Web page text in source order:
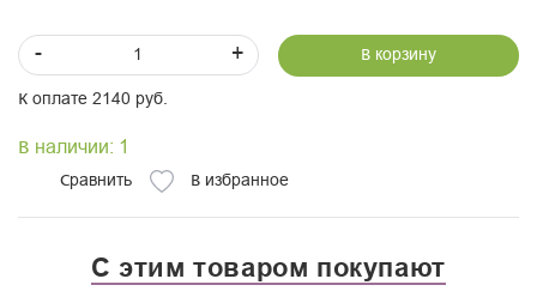
- + В корзину
К оплате 2140 руб.
В наличии: 1
Сравнить В избранное
С этим товаром покупают